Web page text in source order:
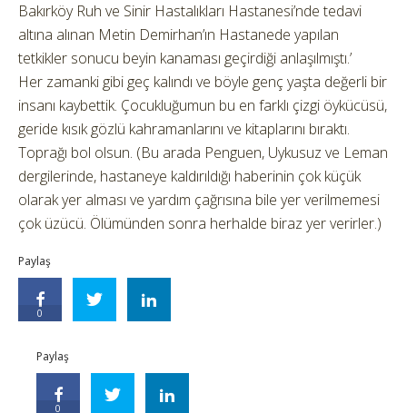
Bakırköy Ruh ve Sinir Hastalıkları Hastanesi’nde tedavi
altına alınan Metin Demirhan’ın Hastanede yapılan
tetkikler sonucu beyin kanaması geçirdiği anlaşılmıştı.’
Her zamanki gibi geç kalındı ve böyle genç yaşta değerli bir
insanı kaybettik. Çocukluğumun bu en farklı çizgi öykücüsü,
geride kısık gözlü kahramanlarını ve kitaplarını bıraktı.
Toprağı bol olsun. (Bu arada Penguen, Uykusuz ve Leman
dergilerinde, hastaneye kaldırıldığı haberinin çok küçük
olarak yer alması ve yardım çağrısına bile yer verilmemesi
çok üzücü. Ölümünden sonra herhalde biraz yer verirler.)
Paylaş
0
Paylaş
0